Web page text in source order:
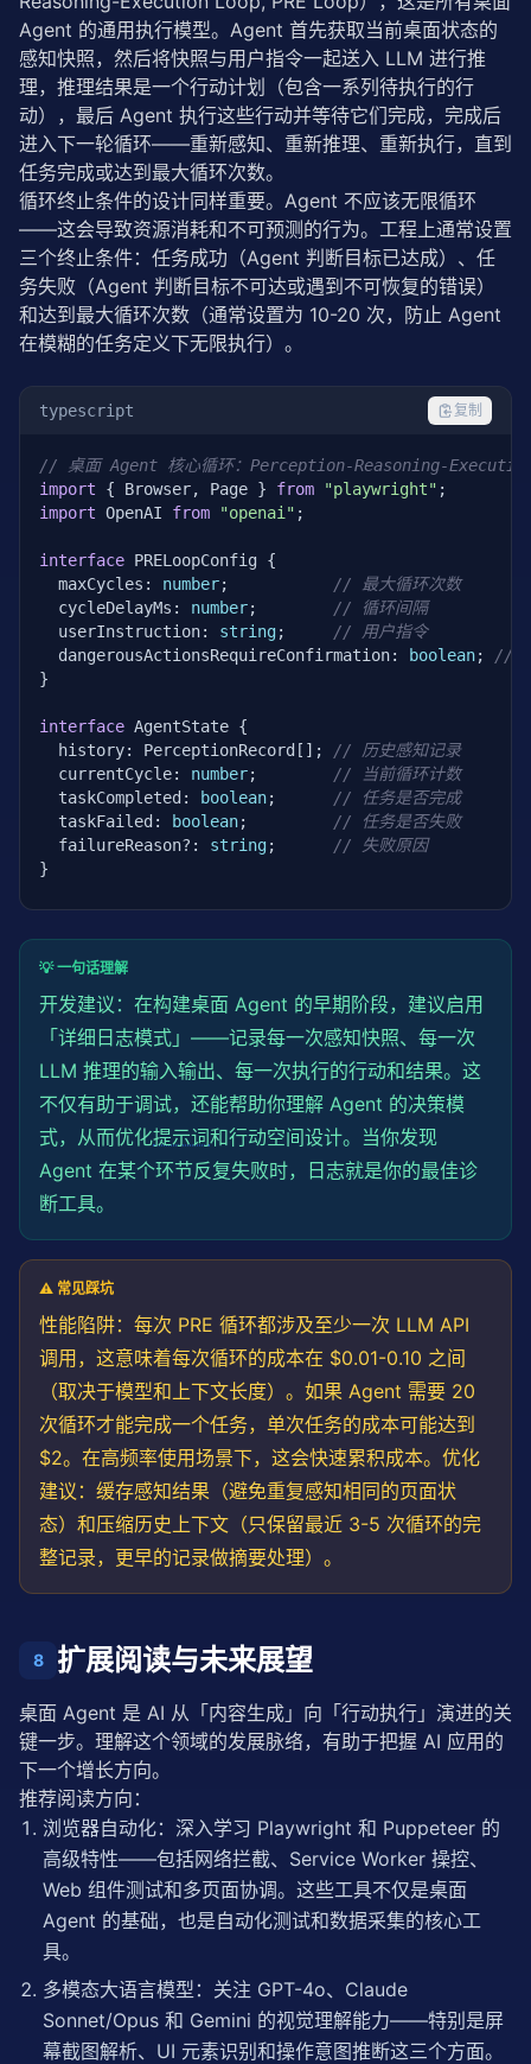
Agent 的通用执行模型。Agent 首先获取当前桌面状态的
感知快照，然后将快照与用户指令一起送入 LLM 进行推
理，推理结果是一个行动计划（包含一系列待执行的行
动），最后 Agent 执行这些行动并等待它们完成，完成后
进入下一轮循环——重新感知、重新推理、重新执行，直到
任务完成或达到最大循环次数。
循环终止条件的设计同样重要。Agent 不应该无限循环
——这会导致资源消耗和不可预测的行为。工程上通常设置
三个终止条件：任务成功（Agent 判断目标已达成）、任
务失败（Agent 判断目标不可达或遇到不可恢复的错误）
和达到最大循环次数（通常设置为 10-20 次，防止 Agent
在模糊的任务定义下无限执行）。
typescript 复制
// 桌面 Agent 核心循环：Perception-Reasoning-
import { Browser, Page } from "playwright"
import OpenAI from "openai" ;
interface PRELoopConfig {
  maxCycles:
number;
// 最大循环次数
  cycleDelayMs:
number;
// 循环间隔
  userInstruction:
string;
// 用户指令
  dangerousActionsRequireConfirmation:
boolean;
//
}
interface AgentState {
  history: PerceptionRecord[];
// 历史感知记录
  currentCycle:
number;
// 当前循环计数
  taskCompleted:
boolean;
// 任务是否完成
  taskFailed:
boolean;
// 任务是否失败
  failureReason?:
string;
// 失败原因
}
  cycle:
number;
  timestamp:
  reasoning:
string;
  action: AgentAction;
  result: ExecutionResult;
}
class DesktopAgent {
private browser: Browser;
private
({ apiKey:
this
this .state = {
      currentCycle:
0,
      taskCompleted:
false ,
      taskFailed:
false
    };
  }
console.log( `[Agent] 开始执行任务:
if (this .state.currentCycle >
this.state.taskFailed =
.state.failureReason = `达到最大循环次
break;
      }
// 步骤 1: 感知 (Perception)
const perception = await this. perceive
();
console
log `[Agent] Cycle
// 步骤 2: 推理 (Reasoning)
const reasoning = await this.reason(
        instruction,
        perception,
this.state.history
      );
console .log(`[Agent] Cycle
💡 一句话理解
开发建议：在构建桌面 Agent 的早期阶段，建议启用
「详细日志模式」——记录每一次感知快照、每一次
LLM 推理的输入输出、每一次执行的行动和结果。这
不仅有助于调试，还能帮助你理解 Agent 的决策模
式，从而优化提示词和行动空间设计。当你发现
Agent 在某个环节反复失败时，日志就是你的最佳诊
断工具。
⚠️ 常见踩坑
性能陷阱：每次 PRE 循环都涉及至少一次 LLM API
调用，这意味着每次循环的成本在 $0.01-0.10 之间
（取决于模型和上下文长度）。如果 Agent 需要 20
次循环才能完成一个任务，单次任务的成本可能达到
$2。在高频率使用场景下，这会快速累积成本。优化
建议：缓存感知结果（避免重复感知相同的页面状
态）和压缩历史上下文（只保留最近 3-5 次循环的完
整记录，更早的记录做摘要处理）。
8 扩展阅读与未来展望
桌面 Agent 是 AI 从「内容生成」向「行动执行」演进的关
键一步。理解这个领域的发展脉络，有助于把握 AI 应用的
下一个增长方向。
推荐阅读方向：
浏览器自动化：深入学习 Playwright 和 Puppeteer 的
高级特性——包括网络拦截、Service Worker 操控、
Web 组件测试和多页面协调。这些工具不仅是桌面
Agent 的基础，也是自动化测试和数据采集的核心工
具。
多模态大语言模型：关注 GPT-4o、Claude
Sonnet/Opus 和 Gemini 的视觉理解能力——特别是屏
幕截图解析、UI 元素识别和操作意图推断这三个方面。